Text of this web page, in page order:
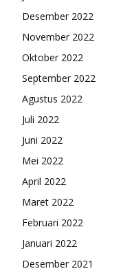
Desember 2022
November 2022
Oktober 2022
September 2022
Agustus 2022
Juli 2022
Juni 2022
Mei 2022
April 2022
Maret 2022
Februari 2022
Januari 2022
Desember 2021